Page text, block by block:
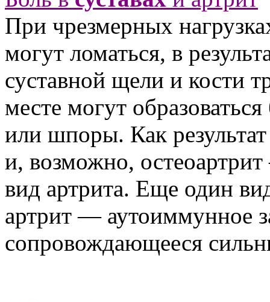
При чрезмерных
могут ломаться, в
суставной щели и кости
месте могут
или шпоры. Как результат
и, возможно,
вид артрита. Еще один
артрит — аутоиммунное
сопровождающееся